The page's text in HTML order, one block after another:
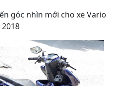
góc nhìn mới cho xe Vario
2018